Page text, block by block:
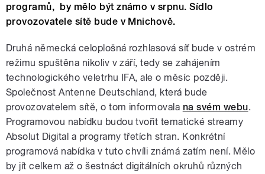
programů, by mělo být známo v srpnu. Sídlo
provozovatele sítě bude v Mnichově.
Druhá německá celoplošná rozhlasová síť bude v ostrém
režimu spuštěna nikoliv v září, tedy se zahájením
technologického veletrhu IFA, ale o měsíc později.
Společnost Antenne Deutschland, která bude
provozovatelem sítě, o tom informovala na svém webu.
Programovou nabídku budou tvořit tematické streamy
Absolut Digital a programy třetích stran. Konkrétní
programová nabídka v tuto chvíli známá zatím není. Mělo
by jít celkem až o šestnáct digitálních okruhů různých